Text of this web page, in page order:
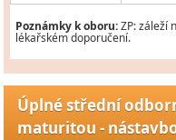
Poznámky k oboru:ZP: záleží
lékařském doporučení.
Úplné střední
maturitou -